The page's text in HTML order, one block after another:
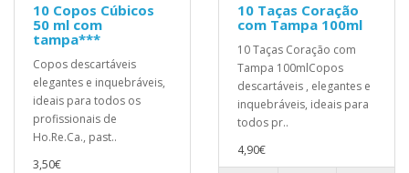
10 Copos Cúbicos
50 ml com
tampa***
Copos descartáveis ​​
elegantes e inquebráveis,
ideais para todos os
profissionais de
Ho.Re.Ca., past..
3,50€
10 Taças Coração
com Tampa 100ml
10 Taças Coração com
Tampa 100mlCopos
descartáveis ​, elegantes e
inquebráveis, ideais para
todos pr..
4,90€